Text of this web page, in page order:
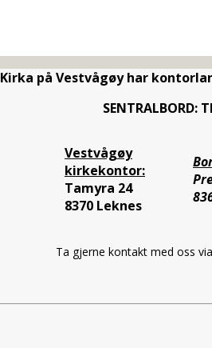
Kirka på Vestvågøy har
SENTRALBORD:
Vestvågøy
kirkekontor:
Tamyra 24
8370 Leknes
Ta gjerne kontakt med oss